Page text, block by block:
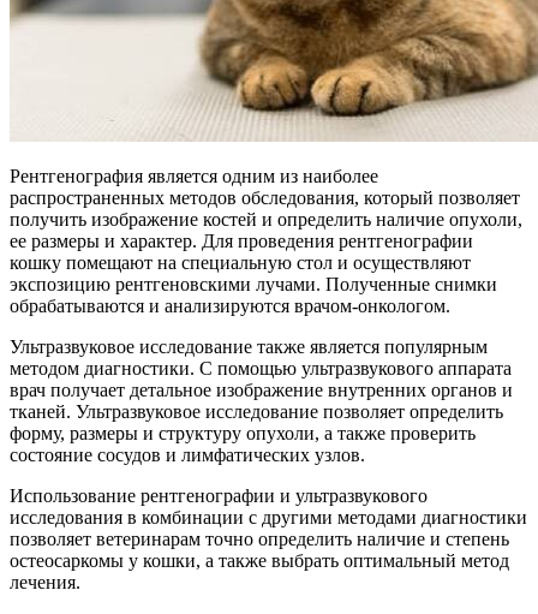
Рентгенография является одним из наиболее
распространенных методов обследования, который позволяет
получить изображение костей и определить наличие опухоли,
ее размеры и характер. Для проведения рентгенографии
кошку помещают на специальную стол и осуществляют
экспозицию рентгеновскими лучами. Полученные снимки
обрабатываются и анализируются врачом-онкологом.
Ультразвуковое исследование также является популярным
методом диагностики. С помощью ультразвукового аппарата
врач получает детальное изображение внутренних органов и
тканей. Ультразвуковое исследование позволяет определить
форму, размеры и структуру опухоли, а также проверить
состояние сосудов и лимфатических узлов.
Использование рентгенографии и ультразвукового
исследования в комбинации с другими методами диагностики
позволяет ветеринарам точно определить наличие и степень
остеосаркомы у кошки, а также выбрать оптимальный метод
лечения.